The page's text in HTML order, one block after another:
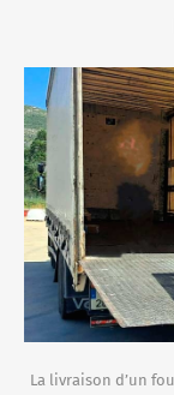
La livraison d’un